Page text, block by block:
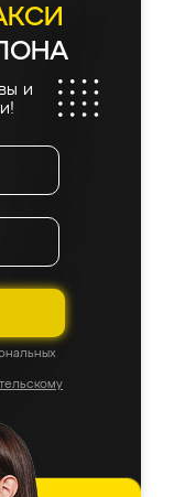
и